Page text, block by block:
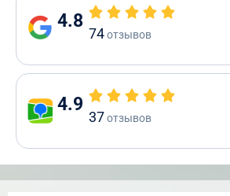
4.8
74отзывов
4.9
37отзывов